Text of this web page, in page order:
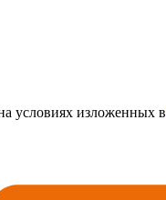
условиях изложенных в